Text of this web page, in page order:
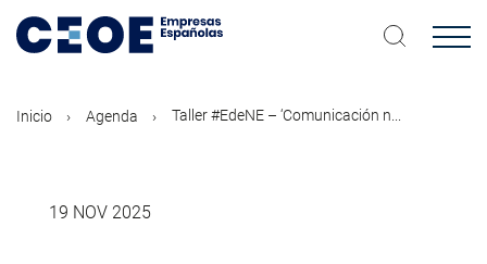
contenido
Inicio Agenda Taller #EdeNE – ‘Comunicación n...
19 NOV 2025